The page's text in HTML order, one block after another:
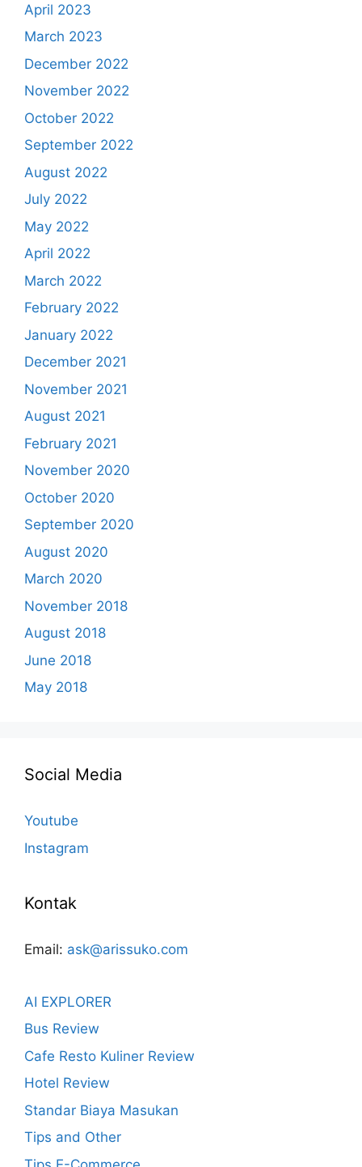
April 2023
March 2023
December 2022
November 2022
October 2022
September 2022
August 2022
July 2022
May 2022
April 2022
March 2022
February 2022
January 2022
December 2021
November 2021
August 2021
February 2021
November 2020
October 2020
September 2020
August 2020
March 2020
November 2018
August 2018
June 2018
May 2018
Social Media
Youtube
Instagram
Kontak
Email: ask@arissuko.com
AI EXPLORER
Bus Review
Cafe Resto Kuliner Review
Hotel Review
Standar Biaya Masukan
Tips and Other